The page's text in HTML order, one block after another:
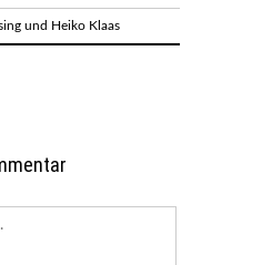
und Heiko Klaas